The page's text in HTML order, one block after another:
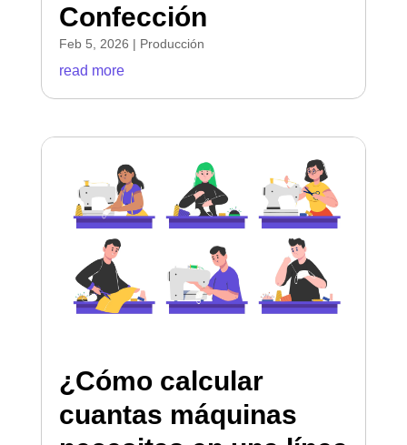
Confección
Feb 5, 2026 | Producción
read more
¿Cómo calcular
cuantas máquinas